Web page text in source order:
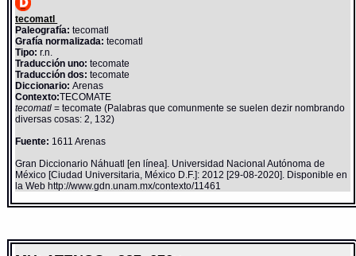
tecomatl
Paleografía: tecomatl
Grafía normalizada: tecomatl
Tipo: r.n.
Traducción uno: tecomate
Traducción dos: tecomate
Diccionario:Arenas
Contexto:TECOMATE
tecomatl= tecomate (Palabras que comunmente se suelen dezir nombrando
diversas cosas: 2, 132)
Fuente: 1611 Arenas
Gran Diccionario Náhuatl [en línea]. Universidad Nacional Autónoma de
México [Ciudad Universitaria, México D.F.]: 2012 [29-08-2020]. Disponible en
la Web http://www.gdn.unam.mx/contexto/11461